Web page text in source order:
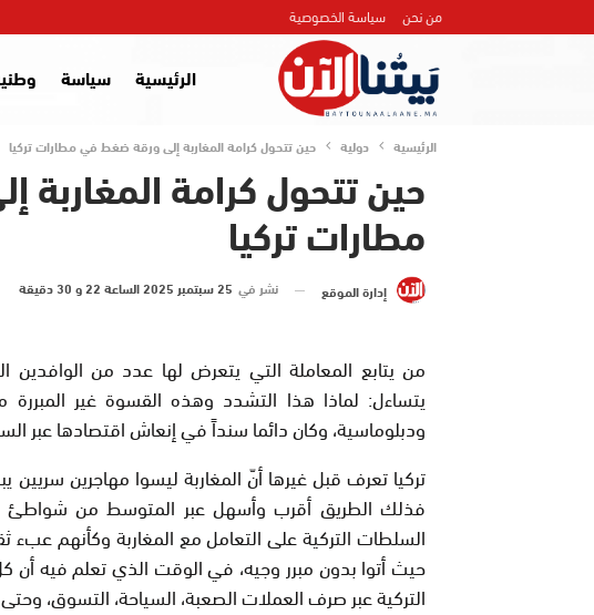
من نحن سياسة الخصوصية
الرئيسية سياسة
الرئيسية دولية حين تتحول كرامة المغاربة إلى ورقة ضغط في مطارات تركيا
حين تتحول كرامة
مطارات تركيا
إدارة الموقع نشر في 25 سبتمبر 2025 الساعة 22 و 30 دقيقة
من يتابع المعاملة التي يتعرض لها عدد من
يتساءل: لماذا هذا التشدد وهذه القسوة غير المبررة
ودبلوماسية، وكان دائما سنداً في إنعاش اقتصادها عبر
تركيا تعرف قبل غيرها أنّ المغاربة ليسوا مهاجرين
فذلك الطريق أقرب وأسهل عبر المتوسط من شواطئ
السلطات التركية على التعامل مع المغاربة وكأنهم
حيث أتوا بدون مبرر وجيه، في الوقت الذي تعلم فيه أن
التركية عبر صرف العملات الصعبة، السياحة، التسوق، وحتى